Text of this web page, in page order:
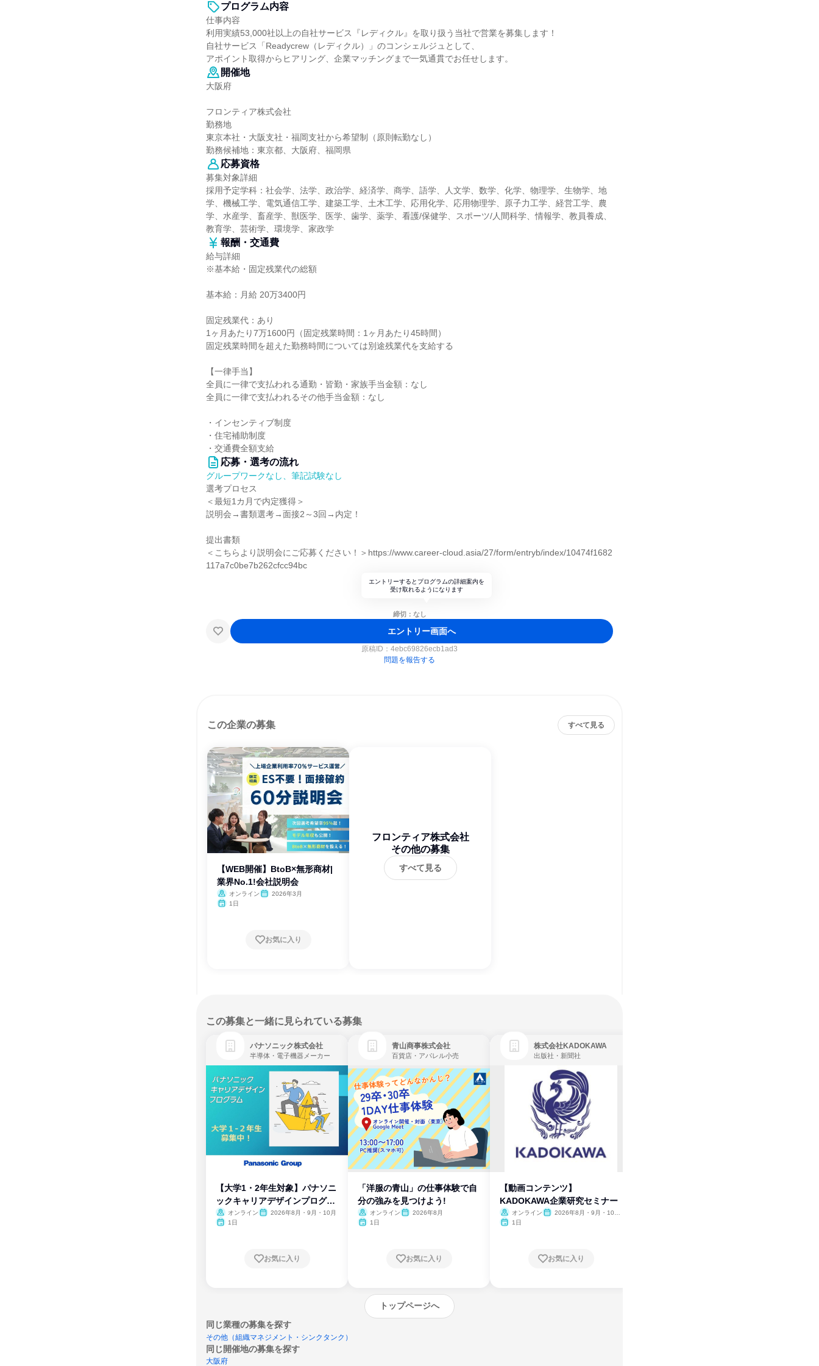
プログラム内容
仕事内容
利用実績53,000社以上の自社サービス『レディクル』を取り扱う当社で営業を募集します！
自社サービス「Readycrew（レディクル）」のコンシェルジュとして、
アポイント取得からヒアリング、企業マッチングまで一気通貫でお任せします。
開催地
大阪府
フロンティア株式会社
勤務地
東京本社・大阪支社・福岡支社から希望制（原則転勤なし）
勤務候補地：東京都、大阪府、福岡県
応募資格
募集対象詳細
採用予定学科：社会学、法学、政治学、経済学、商学、語学、人文学、数学、化学、物理学、生物学、地
学、機械工学、電気通信工学、建築工学、土木工学、応用化学、応用物理学、原子力工学、経営工学、農
学、水産学、畜産学、獣医学、医学、歯学、薬学、看護/保健学、スポーツ/人間科学、情報学、教員養成、
教育学、芸術学、環境学、家政学
報酬・交通費
給与詳細
※基本給・固定残業代の総額
基本給：月給 20万3400円
固定残業代：あり
1ヶ月あたり7万1600円（固定残業時間：1ヶ月あたり45時間）
固定残業時間を超えた勤務時間については別途残業代を支給する
【一律手当】
全員に一律で支払われる通勤・皆勤・家族手当金額：なし
全員に一律で支払われるその他手当金額：なし
・インセンティブ制度
・住宅補助制度
・交通費全額支給
応募・選考の流れ
グループワークなし、筆記試験なし
選考プロセス
＜最短1カ月で内定獲得＞
説明会→書類選考→面接2～3回→内定！
提出書類
＜こちらより説明会にご応募ください！＞https://www.career-cloud.asia/27/form/entryb/index/10474f1682
117a7c0be7b262cfcc94bc
エントリーするとプログラムの詳細案内を
受け取れるようになります
締切：なし
エントリー画面へ
原稿ID： 4ebc69826ecb1ad3
問題を報告する
この企業の募集 すべて見る
【WEB開催】BtoB×無形商材|
業界No.1!会社説明会
オンライン
2026年3月
1日
お気に入り
フロンティア株式会社
その他の募集
すべて見る
この募集と一緒に見られている募集
パナソニック株式会社
半導体・電子機器メーカー
【大学1・2年生対象】パナソニ
ックキャリアデザインプログラ
ム
オンライン
2026年8月・9月・10月
1日
お気に入り
青山商事株式会社
百貨店・アパレル小売
「洋服の青山」の仕事体験で自
分の強みを見つけよう!
オンライン
2026年8月
1日
お気に入り
株式会社KADOKAWA
出版社・新聞社
【動画コンテンツ】
KADOKAWA企業研究セミナー
オンライン
2026年8月・9月・10
1日
お気に入り
トップページへ
同じ業種の募集を探す
その他（組織マネジメント・シンクタンク）
同じ開催地の募集を探す
大阪府